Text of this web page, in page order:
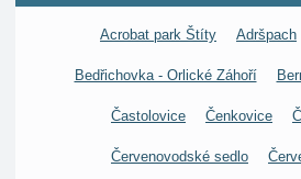
Acrobat park Štíty Adršpach
Bedřichovka - Orlické Záhoří
Častolovice Čenkovice
Červenovodské sedlo